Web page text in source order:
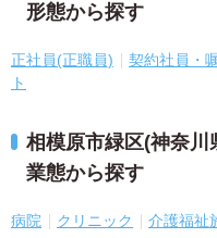
形態から探す
正社員(正職員) 契約社員・
ト
相模原市緑区(神奈
業態から探す
病院 クリニック 介護福祉